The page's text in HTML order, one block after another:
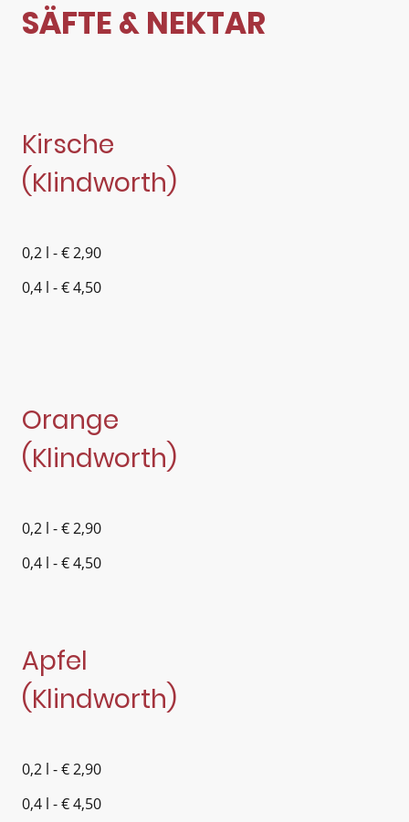
SÄFTE & NEKTAR
Kirsche
(Klindworth)
0,2 l - € 2,90
0,4 l - € 4,50
Orange
(Klindworth)
0,2 l - € 2,90
0,4 l - € 4,50
Apfel
(Klindworth)
0,2 l - € 2,90
0,4 l - € 4,50